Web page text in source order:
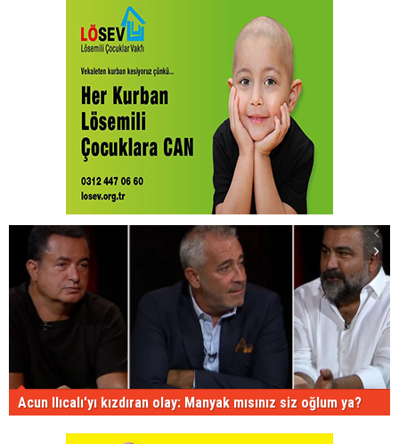
Acun Ilıcalı'yı kızdıran olay: Manyak mısınız siz oğlum ya?